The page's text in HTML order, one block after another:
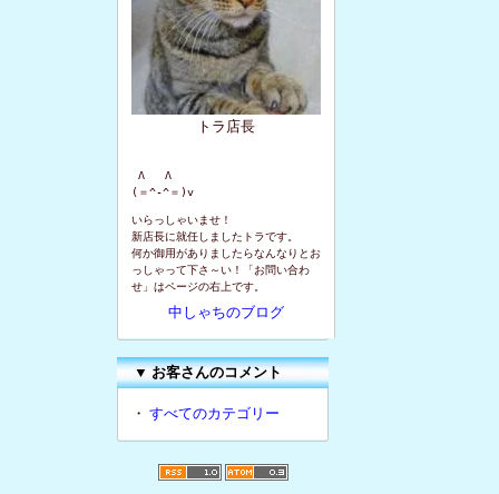
トラ店長
Λ   Λ
(＝^-^＝)v
いらっしゃいませ！
新店長に就任しましたトラです。
何か御用がありましたらなんなりとお
っしゃって下さ～い！「お問い合わ
せ」はページの右上です。
中しゃちのブログ
▼お客さんのコメント
・ すべてのカテゴリー